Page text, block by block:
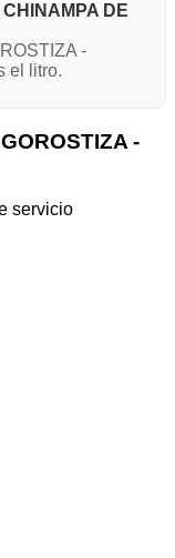
DE
-
el litro.
-
servicio